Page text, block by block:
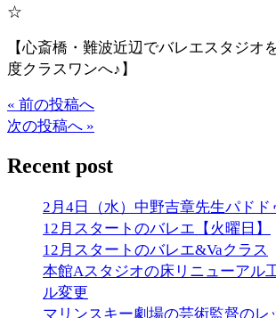
☆
【心斎橋・難波近辺でバレエスタジオ
度クラスワンへ♪】
« 前の投稿へ
次の投稿へ »
Recent post
2月4日（水）中野吉章先生パドド
12月スタートのバレエ【火曜日】
12月スタートのバレエ&Vaクラス
本館Aスタジオの床リニューアル
ル変更
マリンスキー劇場の芸術監督のレ